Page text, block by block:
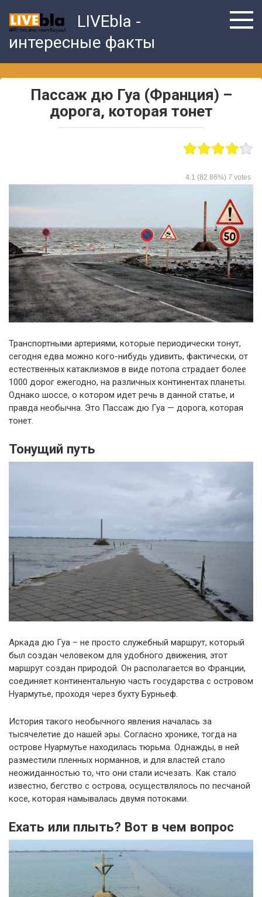
content
LIVEbla -
интересные факты
Пассаж дю Гуа (Франция) –
дорога, которая тонет
4.1 (82.86%) 7 votes
Транспортными артериями, которые периодически тонут,
сегодня едва можно кого-нибудь удивить, фактически, от
естественных катаклизмов в виде потопа страдает более
1000 дорог ежегодно, на различных континентах планеты.
Однако шоссе, о котором идет речь в данной статье, и
правда необычна. Это Пассаж дю Гуа — дорога, которая
тонет.
Тонущий путь
Аркада дю Гуа – не просто служебный маршрут, который
был создан человеком для удобного движения, этот
маршрут создан природой. Он располагается во Франции,
соединяет континентальную часть государства с островом
Нуармутье, проходя через бухту Бурньеф.
История такого необычного явления началась за
тысячелетие до нашей эры. Согласно хронике, тогда на
острове Нуармутье находилась тюрьма. Однажды, в ней
разместили пленных норманнов, и для властей стало
неожиданностью то, что они стали исчезать. Как стало
известно, бегство с острова, осуществлялось по песчаной
косе, которая намывалась двумя потоками.
Ехать или плыть? Вот в чем вопрос